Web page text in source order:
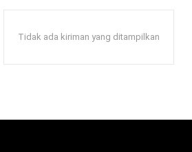
Tidak ada kiriman yang ditampilkan